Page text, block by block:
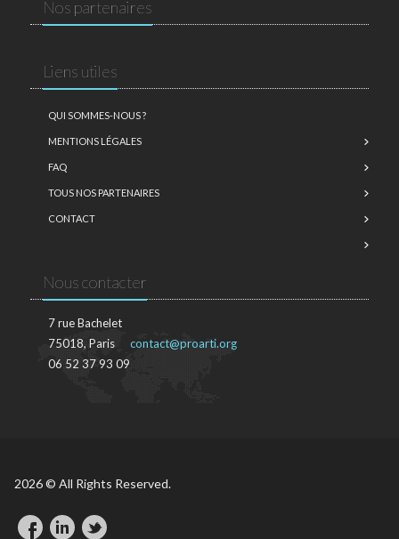
Nos partenaires
Liens utiles
QUI SOMMES-NOUS ?
MENTIONS LÉGALES
FAQ
TOUS NOS PARTENAIRES
CONTACT
Nous contacter
7 rue Bachelet
75018, Paris
06 52 37 93 09
contact@proarti.org
2026 © All Rights Reserved.